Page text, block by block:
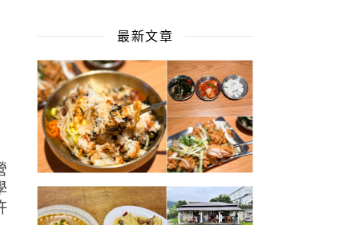
最新文章